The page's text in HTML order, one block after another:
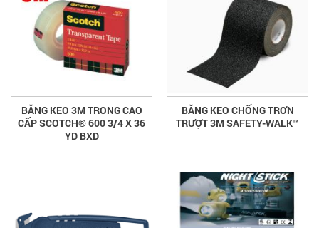
BĂNG KEO 3M TRONG CAO
CẤP SCOTCH® 600 3/4 X 36
YD BXD
BĂNG KEO CHỐNG TRƠN
TRƯỢT 3M SAFETY-WALK™